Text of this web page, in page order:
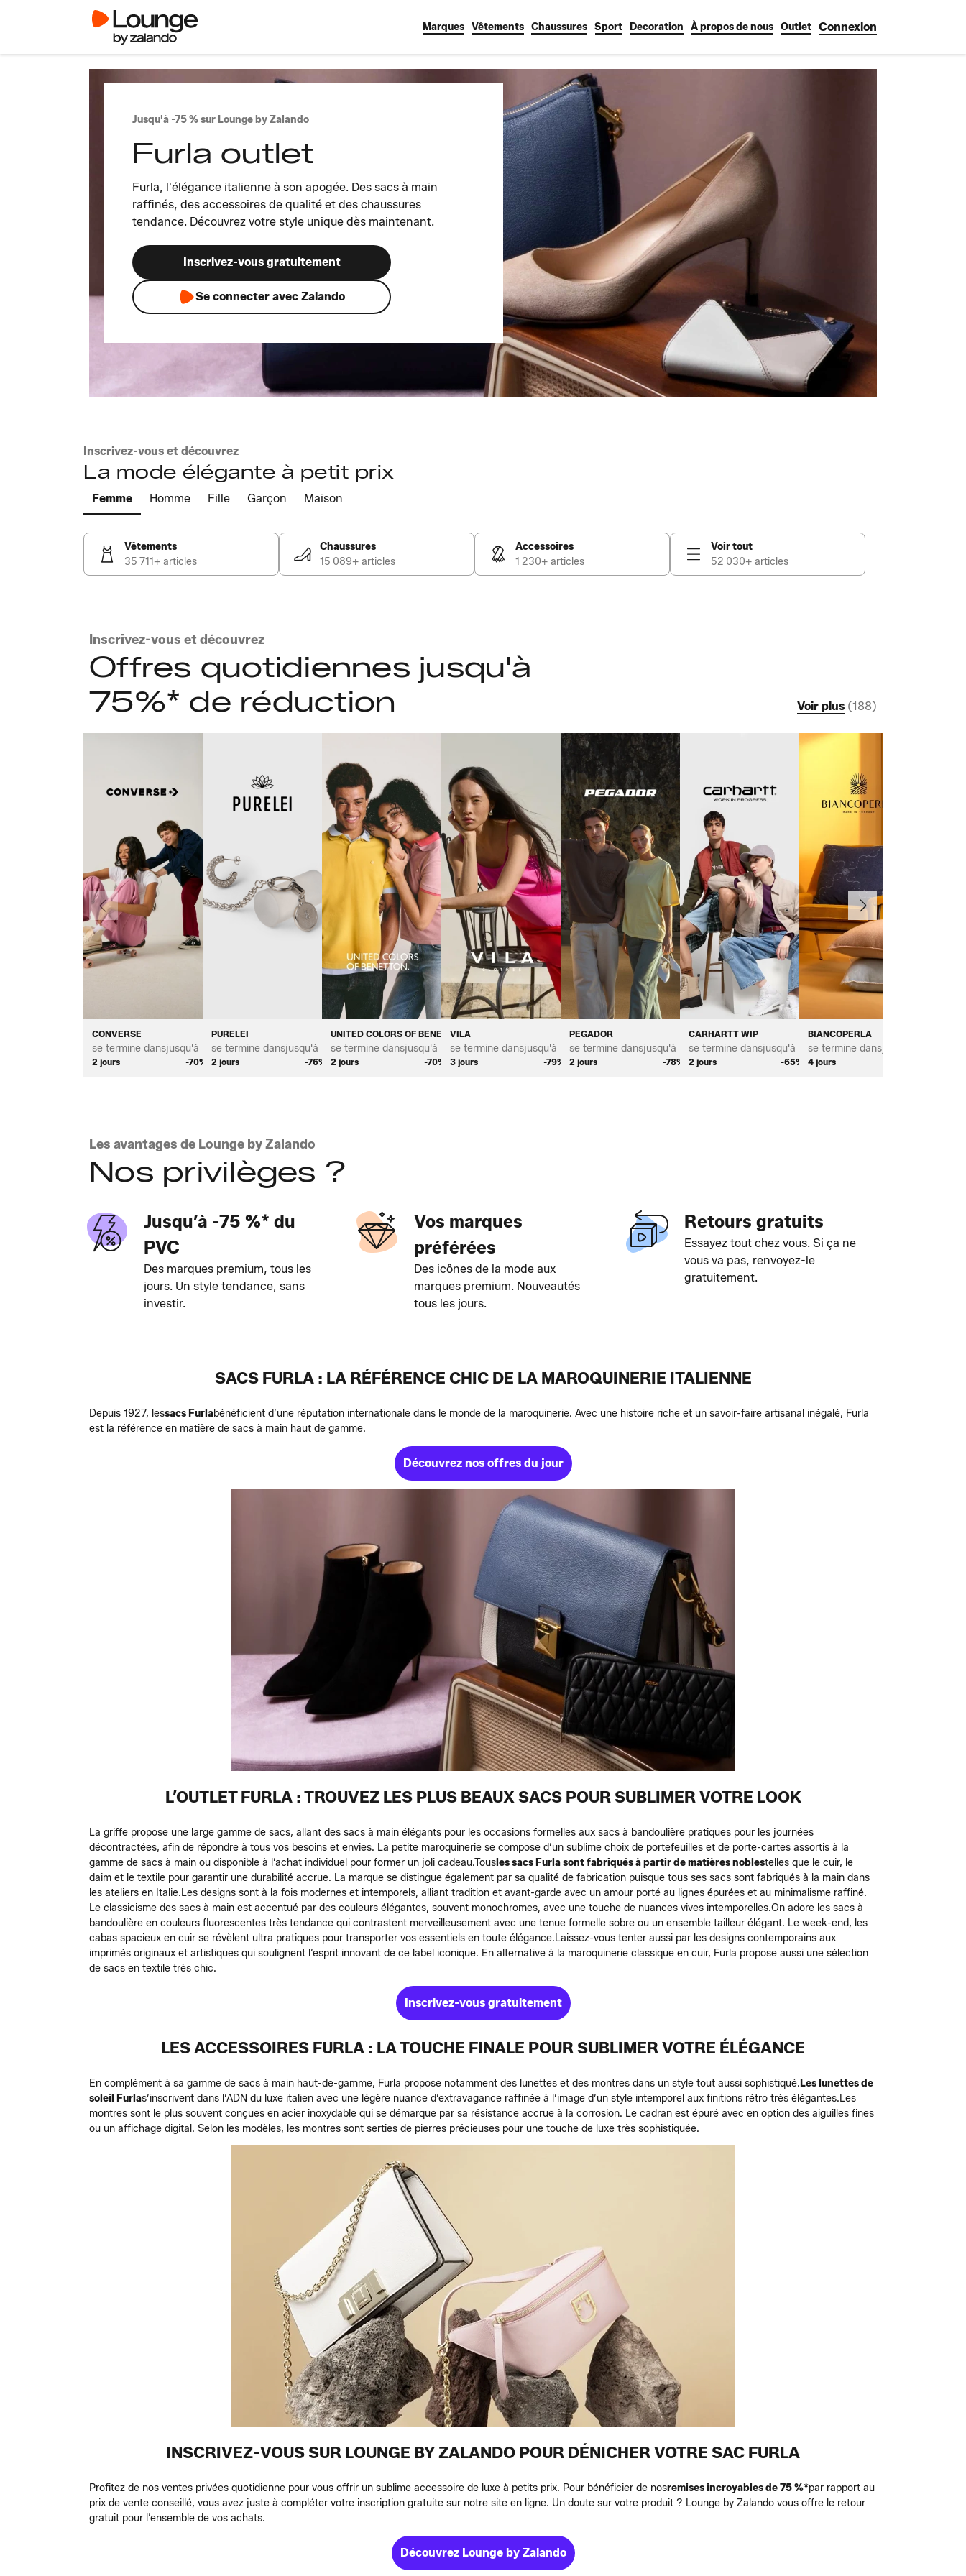
Marques Vêtements Chaussures Sport Decoration À propos de nous Outlet Connexion
Jusqu'à -75 % sur Lounge by Zalando
Furla outlet
Furla, l'élégance italienne à son apogée. Des sacs à main
raffinés, des accessoires de qualité et des chaussures
tendance. Découvrez votre style unique dès maintenant.
Inscrivez-vous gratuitement
Se connecter avec Zalando
Inscrivez-vous et découvrez
La mode élégante à petit prix
Femme Homme Fille Garçon Maison
Vêtements
35 711+ articles
Chaussures
15 089+ articles
Accessoires
1 230+ articles
Voir tout
52 030+ articles
Inscrivez-vous et découvrez
Offres quotidiennes jusqu'à
75%* de réduction
Voir plus (188)
CONVERSE
se termine dans
2 jours
jusqu'à *
-70%
PURELEI
se termine dans
2 jours
jusqu'à *
-76%
UNITED COLORS OF BENETTON
se termine dans
2 jours
jusqu'à *
-70%
VILA
se termine dans
3 jours
jusqu'à *
-79%
PEGADOR
se termine dans
2 jours
jusqu'à *
-78%
CARHARTT WIP
se termine dans
2 jours
jusqu'à *
-65%
BIANCOPERLA
se termine dans
4 jours
jusqu'à *
Précédent Suivant
Les avantages de Lounge by Zalando
Nos privilèges ?
Jusqu’à -75 %* du
PVC
Des marques premium, tous les
jours. Un style tendance, sans
investir.
Vos marques
préférées
Des icônes de la mode aux
marques premium. Nouveautés
tous les jours.
Retours gratuits
Essayez tout chez vous. Si ça ne
vous va pas, renvoyez-le
gratuitement.
SACS FURLA : LA RÉFÉRENCE CHIC DE LA MAROQUINERIE ITALIENNE
Depuis 1927, lessacs Furlabénéficient d’une réputation internationale dans le monde de la maroquinerie. Avec une histoire riche et un savoir-faire artisanal inégalé, Furla
est la référence en matière de sacs à main haut de gamme.
Découvrez nos offres du jour
L’OUTLET FURLA : TROUVEZ LES PLUS BEAUX SACS POUR SUBLIMER VOTRE LOOK
La griffe propose une large gamme de sacs, allant des sacs à main élégants pour les occasions formelles aux sacs à bandoulière pratiques pour les journées
décontractées, afin de répondre à tous vos besoins et envies. La petite maroquinerie se compose d’un sublime choix de portefeuilles et de porte-cartes assortis à la
gamme de sacs à main ou disponible à l’achat individuel pour former un joli cadeau.Tous les sacs Furla sont fabriqués à partir de matières noblestelles que le cuir, le
daim et le textile pour garantir une durabilité accrue. La marque se distingue également par sa qualité de fabrication puisque tous ses sacs sont fabriqués à la main dans
les ateliers en Italie.Les designs sont à la fois modernes et intemporels, alliant tradition et avant-garde avec un amour porté au lignes épurées et au minimalisme raffiné.
Le classicisme des sacs à main est accentué par des couleurs élégantes, souvent monochromes, avec une touche de nuances vives intemporelles.On adore les sacs à
bandoulière en couleurs fluorescentes très tendance qui contrastent merveilleusement avec une tenue formelle sobre ou un ensemble tailleur élégant. Le week-end, les
cabas spacieux en cuir se révèlent ultra pratiques pour transporter vos essentiels en toute élégance.Laissez-vous tenter aussi par les designs contemporains aux
imprimés originaux et artistiques qui soulignent l’esprit innovant de ce label iconique. En alternative à la maroquinerie classique en cuir, Furla propose aussi une sélection
de sacs en textile très chic.
Inscrivez-vous gratuitement
LES ACCESSOIRES FURLA : LA TOUCHE FINALE POUR SUBLIMER VOTRE ÉLÉGANCE
En complément à sa gamme de sacs à main haut-de-gamme, Furla propose notamment des lunettes et des montres dans un style tout aussi sophistiqué. Les lunettes de
soleil Furlas’inscrivent dans l’ADN du luxe italien avec une légère nuance d’extravagance raffinée à l’image d’un style intemporel aux finitions rétro très élégantes.Les
montres sont le plus souvent conçues en acier inoxydable qui se démarque par sa résistance accrue à la corrosion. Le cadran est épuré avec en option des aiguilles fines
ou un affichage digital. Selon les modèles, les montres sont serties de pierres précieuses pour une touche de luxe très sophistiquée.
INSCRIVEZ-VOUS SUR LOUNGE BY ZALANDO POUR DÉNICHER VOTRE SAC FURLA
Profitez de nos ventes privées quotidienne pour vous offrir un sublime accessoire de luxe à petits prix. Pour bénéficier de nosremises incroyables de 75 %*par rapport au
prix de vente conseillé, vous avez juste à compléter votre inscription gratuite sur notre site en ligne. Un doute sur votre produit ? Lounge by Zalando vous offre le retour
gratuit pour l’ensemble de vos achats.
Découvrez Lounge by Zalando